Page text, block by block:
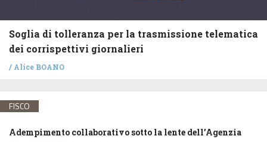
Soglia di tolleranza per la trasmissione telematica
dei corrispettivi giornalieri
/ Alice BOANO
FISCO
Adempimento collaborativo sotto la lente dell’Agenzia